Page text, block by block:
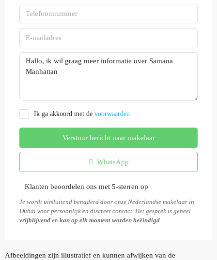
Ik ga akkoord met de voorwaarden
Verstuur bericht naar makelaar
WhatsApp
Klanten beoordelen ons met 5-sterren op
Je wordt uitsluitend benaderd door onze Nederlandse makelaar in
Dubai voor persoonlijk en discreet contact. Het gesprek is geheel
vrijblijvend en kan op elk moment worden beëindigd
Afbeeldingen zijn illustratief en kunnen afwijken van de